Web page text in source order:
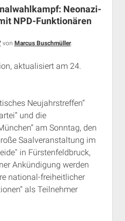
Neonazi-
NPD-Funktionären
von Marcus Buschmüller.
aktualisiert am 24.
Neujahrstreffen“
und die
am Sonntag, den
Saalveranstaltung im
in Fürstenfeldbruck,
Ankündigung werden
national-freiheitlicher
als Teilnehmer